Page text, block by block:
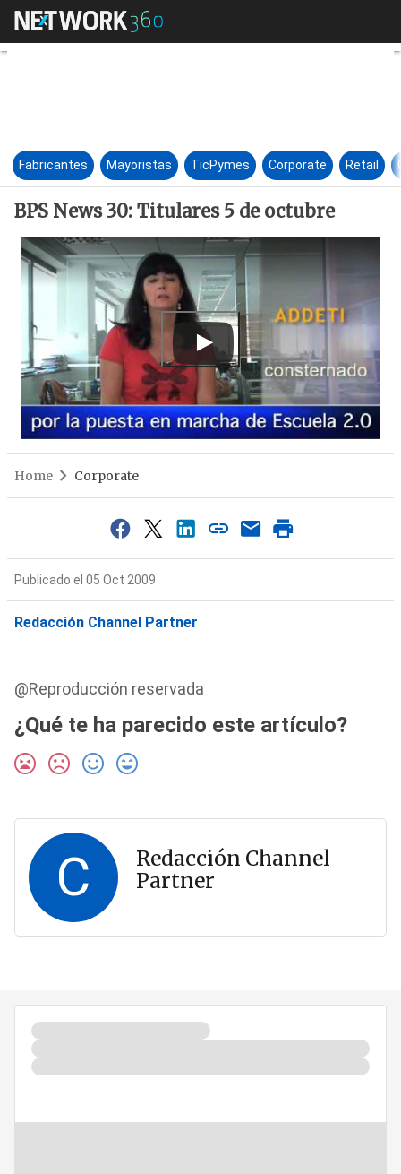
BPS News 30: Titulares 5 de
Fabricantes Mayoristas TicPymes Corporate Retail
BPS News 30: Titulares 5 de octubre
Home Corporate
Publicado el 05 Oct 2009
Redacción Channel Partner
@Reproducción reservada
¿Qué te ha parecido este artículo?
C
Redacción Channel
Partner